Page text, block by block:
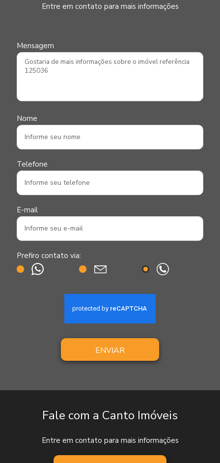
Entre em contato para mais informações
Mensagem
Nome
Telefone
E-mail
Prefiro contato via:
ENVIAR
Fale com a Canto Imóveis
Entre em contato para mais informações